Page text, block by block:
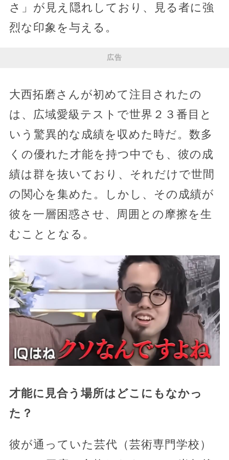
さ」が見え隠れしており、見る者に強
烈な印象を与える。
広告
大西拓磨さんが初めて注目されたの
は、広域愛級テストで世界２３番目と
いう驚異的な成績を収めた時だ。数多
くの優れた才能を持つ中でも、彼の成
績は群を抜いており、それだけで世間
の関心を集めた。しかし、その成績が
彼を一層困惑させ、周囲との摩擦を生
むこととなる。
才能に見合う場所はどこにもなかっ
た？
彼が通っていた芸代（芸術専門学校）